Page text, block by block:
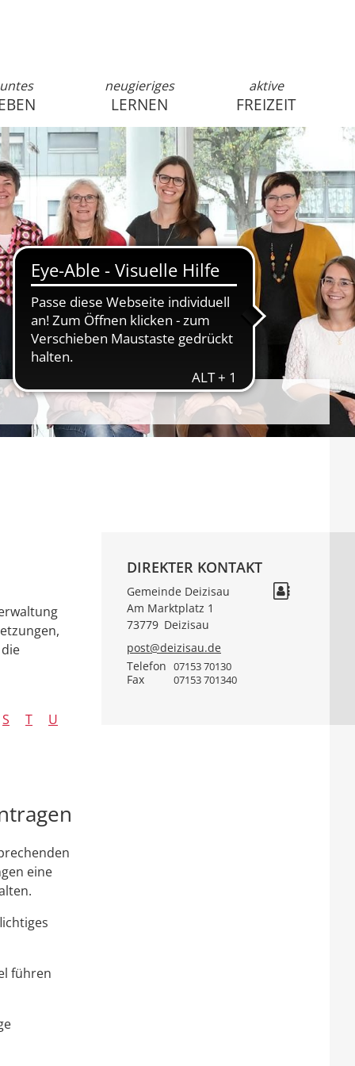
anmelden
neugieriges
LERNEN
aktive
FREIZEIT
S T U
eine
führen
DIREKTER KONTAKT
Gemeinde Deizisau
Am Marktplatz 1
73779 Deizisau
post@deizisau.de
Telefon 07153 70130
Fax 07153 701340